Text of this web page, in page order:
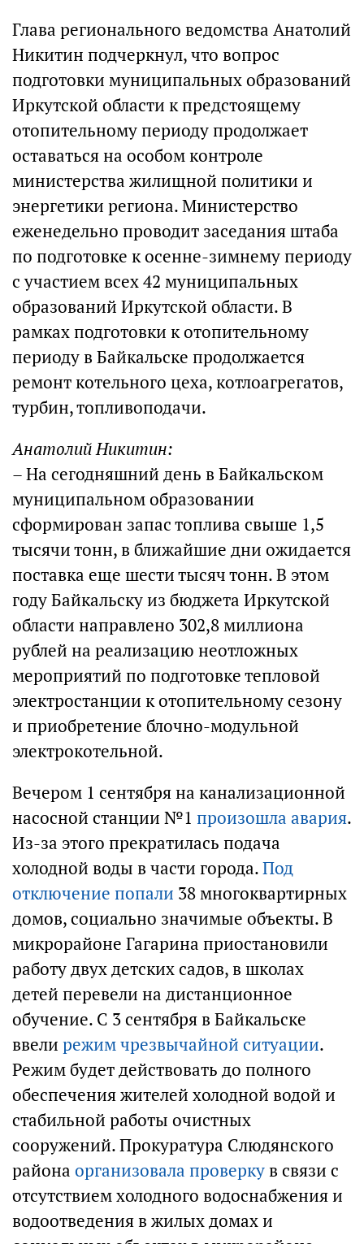
Глава регионального ведомства Анатолий
Никитин подчеркнул, что вопрос
подготовки муниципальных образований
Иркутской области к предстоящему
отопительному периоду продолжает
оставаться на особом контроле
министерства жилищной политики и
энергетики региона. Министерство
еженедельно проводит заседания штаба
по подготовке к осенне-зимнему периоду
с участием всех 42 муниципальных
образований Иркутской области. В
рамках подготовки к отопительному
периоду в Байкальске продолжается
ремонт котельного цеха, котлоагрегатов,
турбин, топливоподачи.
Анатолий Никитин:
– На сегодняшний день в Байкальском
муниципальном образовании
сформирован запас топлива свыше 1,5
тысячи тонн, в ближайшие дни ожидается
поставка еще шести тысяч тонн. В этом
году Байкальску из бюджета Иркутской
области направлено 302,8 миллиона
рублей на реализацию неотложных
мероприятий по подготовке тепловой
электростанции к отопительному сезону
и приобретение блочно-модульной
электрокотельной.
Вечером 1 сентября на канализационной
насосной станции №1 произошла авария.
Из-за этого прекратилась подача
холодной воды в части города.Под
отключение попали 38 многоквартирных
домов, социально значимые объекты. В
микрорайоне Гагарина приостановили
работу двух детских садов, в школах
детей перевели на дистанционное
обучение. С 3 сентября в Байкальске
ввели режим чрезвычайной ситуации.
Режим будет действовать до полного
обеспечения жителей холодной водой и
стабильной работы очистных
сооружений. Прокуратура Слюдянского
района организовала проверкув связи с
отсутствием холодного водоснабжения и
водоотведения в жилых домах и